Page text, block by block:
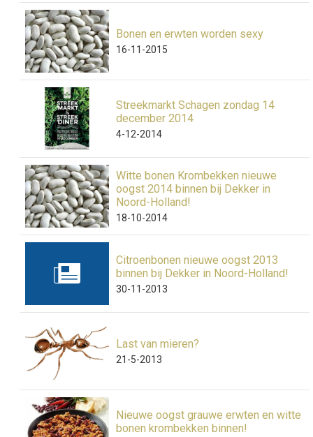
Bonen en erwten worden sexy
16-11-2015
Streekmarkt Schagen zondag 14
december 2014
4-12-2014
Witte bonen Krombekken nieuwe
oogst 2014 binnen bij Dekker in
Noord-Holland!
18-10-2014
Citroenbonen nieuwe oogst 2013
binnen bij Dekker in Noord-Holland!
30-11-2013
Last van mieren?
21-5-2013
Nieuwe oogst grauwe erwten en witte
bonen krombekken binnen!